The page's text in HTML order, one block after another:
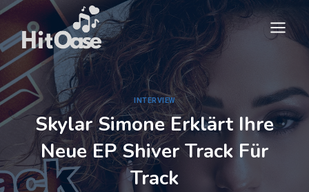
Zum
Inhalt
springen
INTERVIEW
Skylar Simone Erklärt Ihre
Neue EP Shiver Track Für
Track